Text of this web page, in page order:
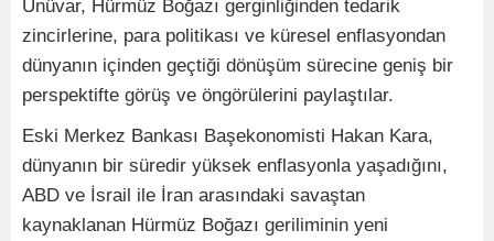
Ünüvar, Hürmüz Boğazı gerginliğinden tedarik
zincirlerine, para politikası ve küresel enflasyondan
dünyanın içinden geçtiği dönüşüm sürecine geniş bir
perspektifte görüş ve öngörülerini paylaştılar.
Eski Merkez Bankası Başekonomisti Hakan Kara,
dünyanın bir süredir yüksek enflasyonla yaşadığını,
ABD ve İsrail ile İran arasındaki savaştan
kaynaklanan Hürmüz Boğazı geriliminin yeni